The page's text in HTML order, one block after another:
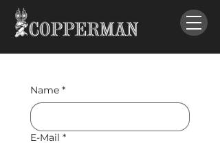
Name *
E-Mail *